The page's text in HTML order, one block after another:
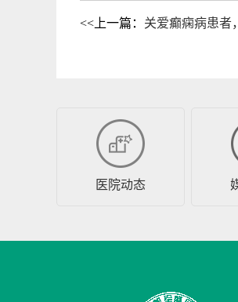
<<上一篇： 关爱癫痫病患者
医院动态